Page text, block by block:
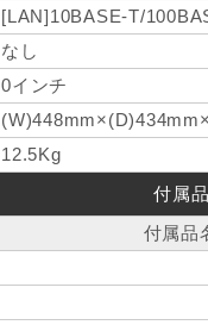
[LAN]10BASE-T/
なし
0インチ
12.5Kg
付属品
付属品